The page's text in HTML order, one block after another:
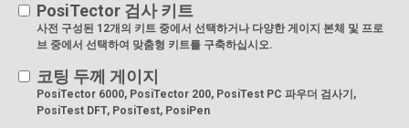
PosiTector 검사 키트
사전 구성된 12개의 키트 중에서 선택하거나 다양한 게이지 본체 및 프로
브 중에서 선택하여 맞춤형 키트를 구축하십시오.
코팅 두께 게이지
PosiTector 6000, PosiTector 200, PosiTest PC 파우더 검사기,
PosiTest DFT, PosiTest, PosiPen